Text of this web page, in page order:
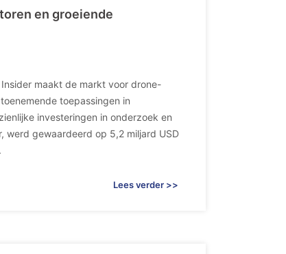
en groeiende
maakt de markt voor drone-
toepassingen in
investeringen in onderzoek en
werd gewaardeerd op 5,2 miljard USD
Lees verder >>